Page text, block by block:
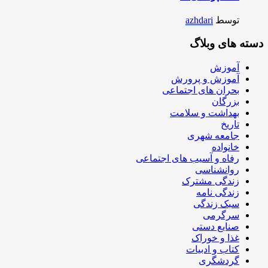
توسط azhdari
دسته های وبلاگ
آموزش
آموزش و پرورش
بحران های اجتماعی
بزرگان
بهداشت و سلامت
تاریخ
جامعه شهری
خانواده
رفاه و آسیب های اجتماعی
روانشناسی
زندگی مشترک
زندگی نامه
سبک زندگی
سرگرمی
صنایع دستی
غذا و خوراک
کتاب و ادبیات
گردشگری